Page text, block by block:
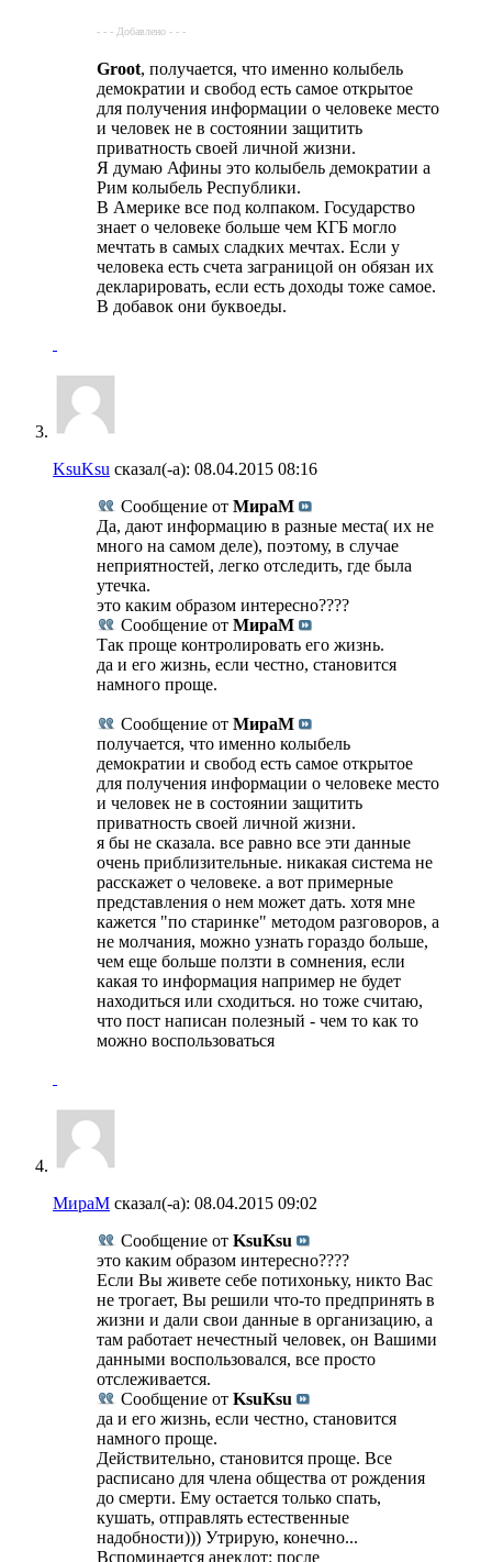
- - - Добавлено - - -
Groot, получается, что именно колыбель
демократии и свобод есть самое открытое
для получения информации о человеке место
и человек не в состоянии защитить
приватность своей личной жизни.
Я думаю Афины это колыбель демократии а
Рим колыбель Республики.
В Америке все под колпаком. Государство
знает о человеке больше чем КГБ могло
мечтать в самых сладких мечтах. Если у
человека есть счета заграницой он обязан их
декларировать, если есть доходы тоже самое.
В добавок они буквоеды.
KsuKsu сказал(-а): 08.04.2015 08:16
Сообщение от МираМ
Да, дают информацию в разные места( их не
много на самом деле), поэтому, в случае
неприятностей, легко отследить, где была
утечка.
это каким образом интересно????
Сообщение от МираМ
Так проще контролировать его жизнь.
да и его жизнь, если честно, становится
намного проще.
Сообщение от МираМ
получается, что именно колыбель
демократии и свобод есть самое открытое
для получения информации о человеке место
и человек не в состоянии защитить
приватность своей личной жизни.
я бы не сказала. все равно все эти данные
очень приблизительные. никакая система не
расскажет о человеке. а вот примерные
представления о нем может дать. хотя мне
кажется "по старинке" методом разговоров, а
не молчания, можно узнать гораздо больше,
чем еще больше ползти в сомнения, если
какая то информация например не будет
находиться или сходиться. но тоже считаю,
что пост написан полезный - чем то как то
можно воспользоваться
МираМ сказал(-а): 08.04.2015 09:02
Сообщение от KsuKsu
это каким образом интересно????
Если Вы живете себе потихоньку, никто Вас
не трогает, Вы решили что-то предпринять в
жизни и дали свои данные в организацию, а
там работает нечестный человек, он Вашими
данными воспользовался, все просто
отслеживается.
Сообщение от KsuKsu
да и его жизнь, если честно, становится
намного проще.
Действительно, становится проще. Все
расписано для члена общества от рождения
до смерти. Ему остается только спать,
кушать, отправлять естественные
надобности))) Утрирую, конечно...
Вспоминается анекдот: после